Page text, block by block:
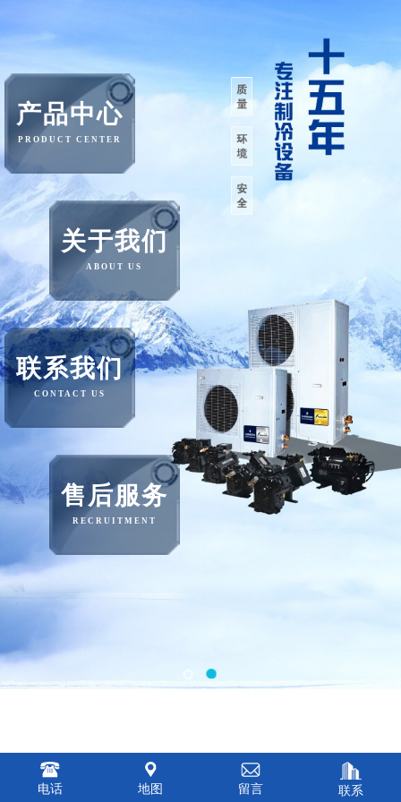
产品中心
PRODUCT CENTER
关于我们
ABOUT US
联系我们
CONTACT US
售后服务
RECRUITMENT
电话 地图 留言 联系